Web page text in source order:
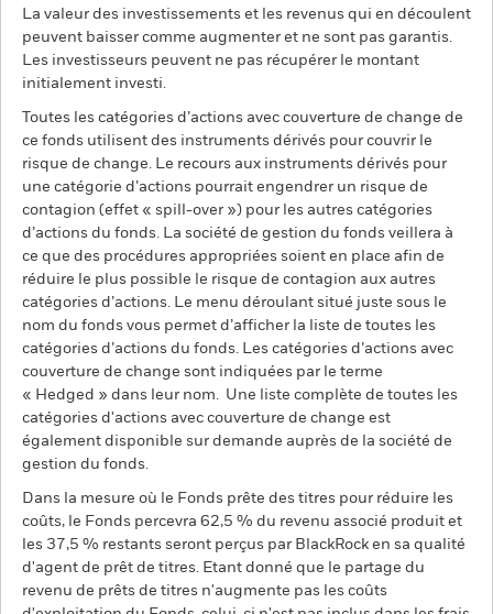
La valeur des investissements et les revenus qui en découlent
peuvent baisser comme augmenter et ne sont pas garantis.
Les investisseurs peuvent ne pas récupérer le montant
initialement investi.
Toutes les catégories d’actions avec couverture de change de
ce fonds utilisent des instruments dérivés pour couvrir le
risque de change. Le recours aux instruments dérivés pour
une catégorie d’actions pourrait engendrer un risque de
contagion (effet « spill-over ») pour les autres catégories
d’actions du fonds. La société de gestion du fonds veillera à
ce que des procédures appropriées soient en place afin de
réduire le plus possible le risque de contagion aux autres
catégories d’actions. Le menu déroulant situé juste sous le
nom du fonds vous permet d’afficher la liste de toutes les
catégories d’actions du fonds. Les catégories d’actions avec
couverture de change sont indiquées par le terme
« Hedged » dans leur nom. Une liste complète de toutes les
catégories d'actions avec couverture de change est
également disponible sur demande auprès de la société de
gestion du fonds.
Dans la mesure où le Fonds prête des titres pour réduire les
coûts, le Fonds percevra 62,5 % du revenu associé produit et
les 37,5 % restants seront perçus par BlackRock en sa qualité
d'agent de prêt de titres. Etant donné que le partage du
revenu de prêts de titres n'augmente pas les coûts